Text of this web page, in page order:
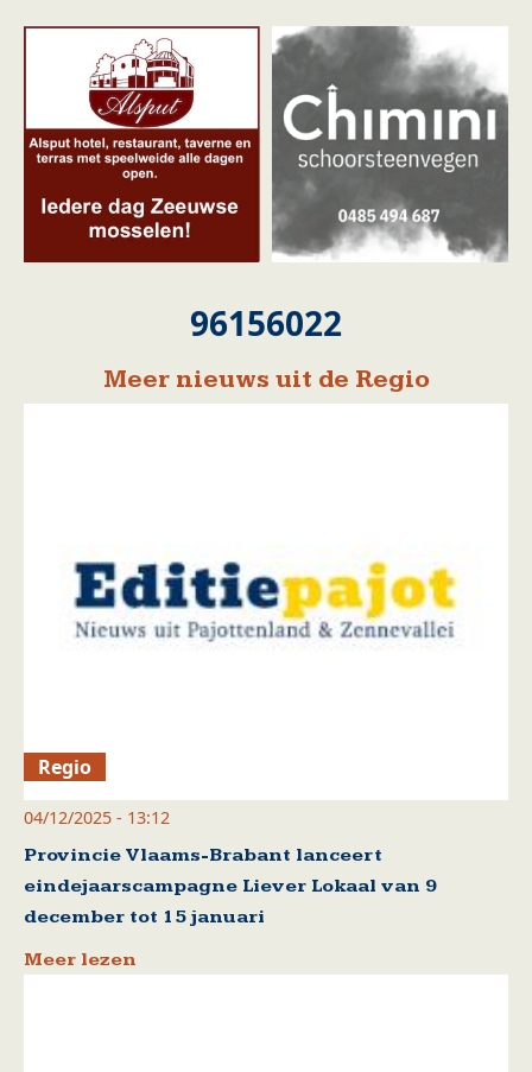
96156022
Meer nieuws uit de Regio
Regio
04/12/2025 - 13:12
Provincie Vlaams-Brabant lanceert
eindejaarscampagne Liever Lokaal van 9
december tot 15 januari
Meer lezen